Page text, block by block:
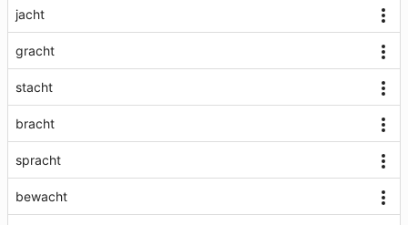
jacht
gracht
stacht
bracht
spracht
bewacht